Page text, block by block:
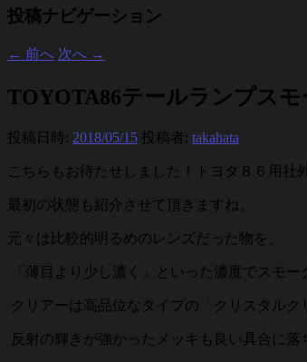
投稿ナビゲーション
← 前へ 次へ →
TOYOTA86テールランプス
投稿日時: 2018/05/15 投稿者: takahata
こちらもお待たせしました！トヨタ８６用社
最初の状態も紹介させて頂きますね。
元々は比較的明るめのレンズだった物を、
「薄目より少し濃く」といった濃度でスモー
クリアーは高品位なタイプの「クリスタル
反射の輝きが強かったメッキも良い具合に落